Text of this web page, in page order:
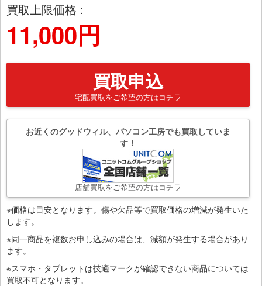
買取上限価格 :
11,000円
買取申込
宅配買取をご希望の方はコチラ
お近くのグッドウィル、パソコン工房でも買取していま
す！
店舗買取をご希望の方はコチラ
※価格は目安となります。傷や欠品等で買取価格の増減が発生いた
します。
※同一商品を複数お申し込みの場合は、減額が発生する場合があり
ます。
※スマホ・タブレットは技適マークが確認できない商品については
買取不可となります。